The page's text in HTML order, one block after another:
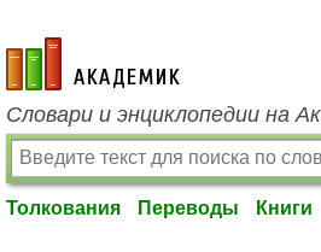
academic.ru
Словари и энциклопедии на
Толкования Переводы Книги